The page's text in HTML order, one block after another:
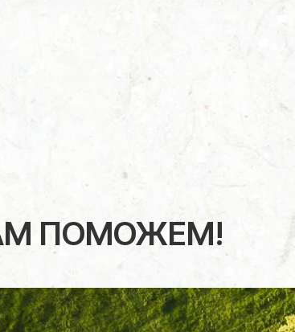
ПОМОЖЕМ!